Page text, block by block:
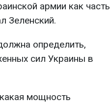
армии как часть
Зеленский.
определить,
сил Украины в
мощность